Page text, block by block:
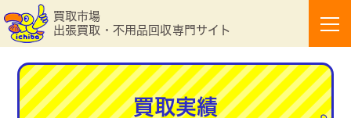
買取市場
出張買取・不用品回収専門サイト
買取実績